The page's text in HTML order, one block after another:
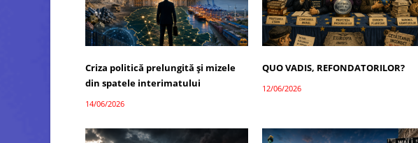
Criza politică prelungită și mizele
din spatele interimatului
14/06/2026
QUO VADIS, REFONDATORILOR?
12/06/2026